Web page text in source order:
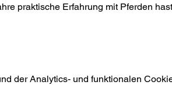
praktische Erfahrung mit Pferden
der Analytics- und funktionalen